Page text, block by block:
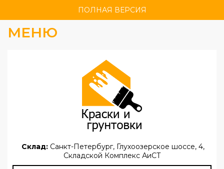
ПОЛНАЯ ВЕРСИЯ
МЕНЮ
Склад: Санкт-Петербург, Глухоозерское шоссе, 4,
Складской Комплекс АиСТ